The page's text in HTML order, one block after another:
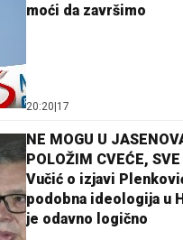
moći da završimo
20:20 17
NE MOGU U
POLOŽIM CVEĆE,
Vučić o izjavi
podobna ideologija u
je odavno logično